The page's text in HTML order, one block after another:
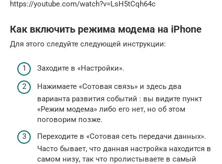
https://youtube.com/watch?v=LsH5tCqh64c
Как включить режима модема на iPhone
Для этого следуйте следующей инструкции:
Заходите в «Настройки».
Нажимаете «Сотовая связь» и здесь два
варианта развития событий : вы видите пункт
«Режим модема» либо его нет, но об этом
поговорим позже.
Переходите в «Сотовая сеть передачи данных».
Часто бывает, что данная настройка находится в
самом низу, так что пролистываете в самый